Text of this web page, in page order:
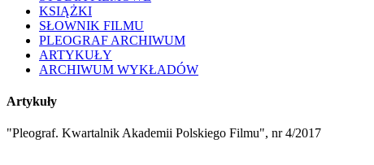
KSIĄŻKI
SŁOWNIK FILMU
PLEOGRAF ARCHIWUM
ARTYKUŁY
ARCHIWUM WYKŁADÓW
Artykuły
"Pleograf. Kwartalnik Akademii Polskiego Filmu", nr 4/2017